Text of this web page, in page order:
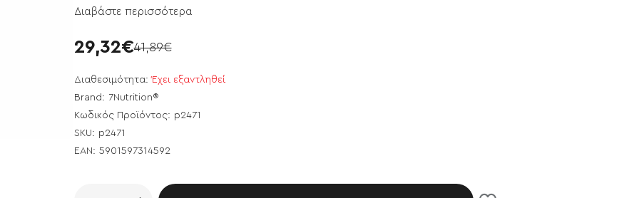
Διαβάστε περισσότερα
Διαθεσιμότητα: Έχει εξαντληθεί
Brand: 7Nutrition®
Κωδικός Προϊόντος: p2471
SKU: p2471
EAN: 5901597314592
29,32€41,89€